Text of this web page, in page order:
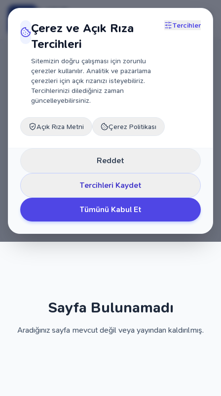
MRT
BAĞLANTI
Sayfa Bulunamadı
Aradığınız sayfa mevcut değil veya yayından kaldırılmış.
Çerez ve Açık Rıza
Tercihleri
Sitemizin doğru çalışması için zorunlu
çerezler kullanılır. Analitik ve pazarlama
çerezleri için açık rızanızı isteyebiliriz.
Tercihlerinizi dilediğiniz zaman
güncelleyebilirsiniz.
Tercihler
Açık Rıza Metni Çerez Politikası
Reddet
Tercihleri Kaydet
Tümünü Kabul Et